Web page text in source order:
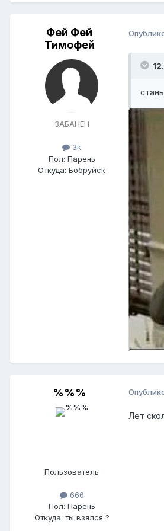
Фей Фей
Тимофей
ЗАБАНЕН
3k
Пол: Парень
Откуда: Бобруйск
%%%
Пользователь
666
Пол: Парень
Откуда: ты взялся ?
Лет